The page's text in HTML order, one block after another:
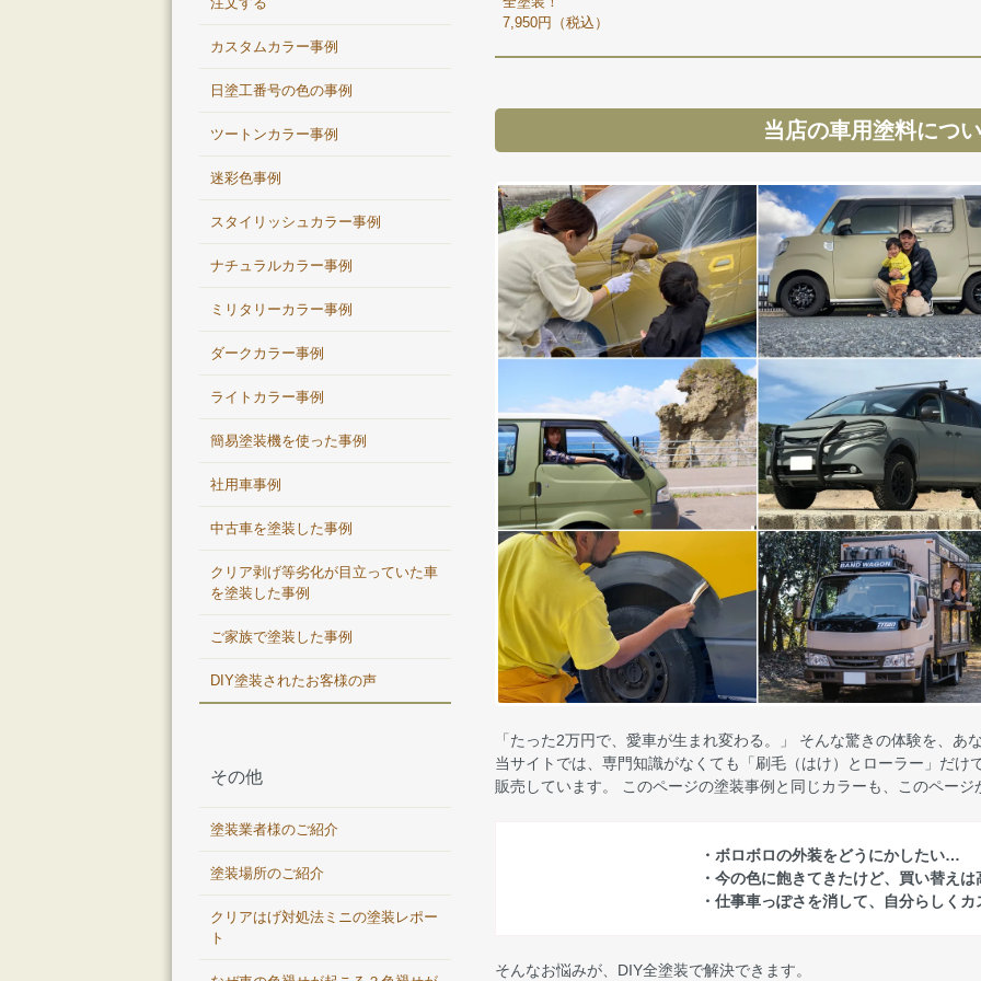
7,950円（税込）
当店の車用塗料につ
「たった2万円で、愛車が生まれ変わる。」 そんな驚きの体験を、あ
当サイトでは、専門知識がなくても「刷毛（はけ）とローラー」だけ
販売しています。 このページの塗装事例と同じカラーも、このペー
・ボロボロの外装をどうにかしたい…
・今の色に飽きてきたけど、買い替え
・仕事車っぽさを消して、自分らしく
そんなお悩みが、DIY全塗装で解決できます。
カスタムカラー事例
日塗工番号の色の事例
ツートンカラー事例
迷彩色事例
スタイリッシュカラー事例
ナチュラルカラー事例
ミリタリーカラー事例
ダークカラー事例
ライトカラー事例
簡易塗装機を使った事例
社用車事例
中古車を塗装した事例
クリア剥げ等劣化が目立っていた車
を塗装した事例
ご家族で塗装した事例
DIY塗装されたお客様の声
その他
塗装業者様のご紹介
塗装場所のご紹介
クリアはげ対処法ミニの塗装レポー
ト